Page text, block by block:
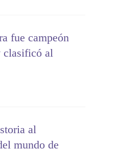
fue campeón
clasificó al
al
mundo de